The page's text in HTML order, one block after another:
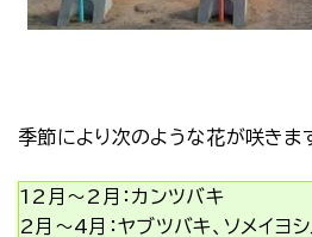
季節により次のような花が咲きま
12月～2月：カンツバキ
2月～4月：ヤブツバキ、ソメイヨシ